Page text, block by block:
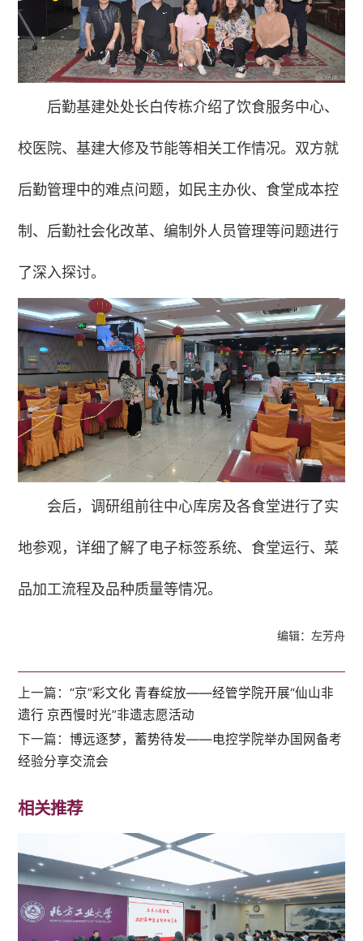
后勤基建处处长白传栋介绍了饮食服务中心、
校医院、基建大修及节能等相关工作情况。双方就
后勤管理中的难点问题，如民主办伙、食堂成本控
制、后勤社会化改革、编制外人员管理等问题进行
了深入探讨。
会后，调研组前往中心库房及各食堂进行了实
地参观，详细了解了电子标签系统、食堂运行、菜
品加工流程及品种质量等情况。
编辑：左芳舟
上一篇：“京”彩文化 青春绽放——经管学院开展“仙山非
遗行 京西慢时光”非遗志愿活动
下一篇：博远逐梦，蓄势待发——电控学院举办国网备考
经验分享交流会
相关推荐